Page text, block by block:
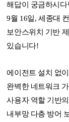
해답이 궁금하시다
9월 16일, 세종대
보안스위치 기반
있습니다!
에이전트 설치 없
완벽한 네트워크
사용자 역할 기반
내부망 다층 방어